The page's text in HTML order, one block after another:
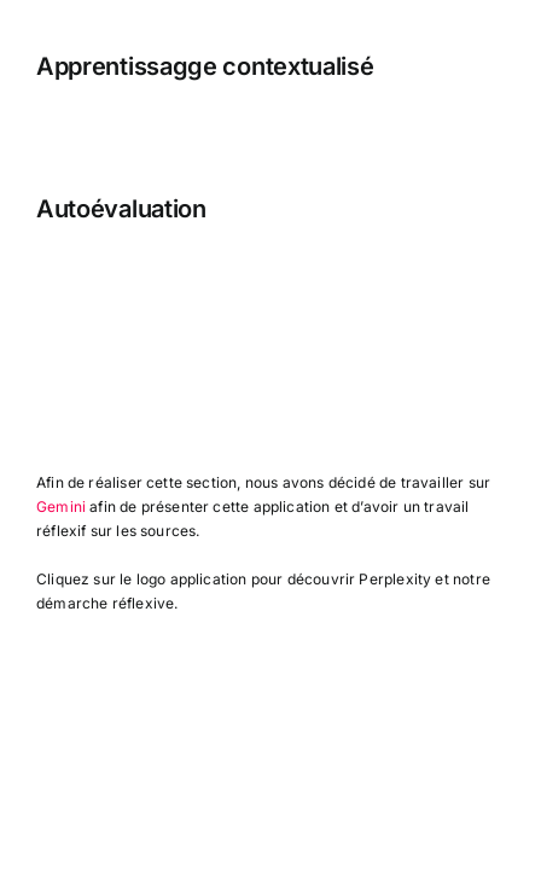
Apprentissagge contextualisé
Autoévaluation
Afin de réaliser cette section, nous avons décidé de travailler sur
Gemini afin de présenter cette application et d’avoir un travail
réflexif sur les sources.
Cliquez sur le logo application pour découvrir Perplexity et notre
démarche réflexive.